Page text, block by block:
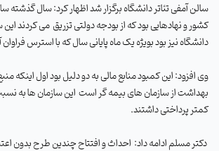
سالن آمفی تئاتر دانشگاه برگزار شد اظهار کرد: سال گذشته
کشور و نهادهایی بود که از بودجه دولتی تزریق می کردند
دانشگاه نیز بود بویژه یک ماه پایانی سال که با استرس
وی افزود: این کمبود منابع مالی به دو دلیل بود اول اینکه
بهداشت از سازمان های بیمه گر است
کمتر پرداختی داشتند.
دکتر مسلم ادامه داد: احداث و افتتاح چندین طرح بدون